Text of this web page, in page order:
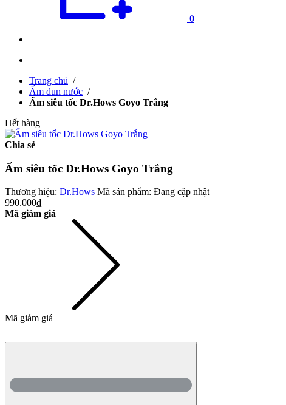
0
Trang chủ /
Ấm đun nước /
Ấm siêu tốc Dr.Hows Goyo Trắng
Hết hàng
Chia sẻ
Ấm siêu tốc Dr.Hows Goyo Trắng
Thương hiệu: Dr.Hows Mã sản phẩm: Đang cập nhật
990.000₫
Mã giảm giá
Mã giảm giá